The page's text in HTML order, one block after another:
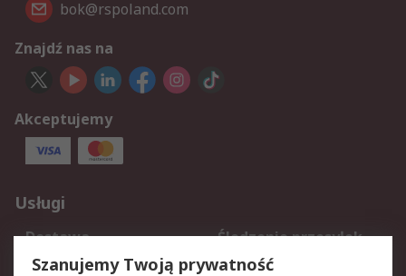
bok@rspoland.com
Znajdź nas na
Akceptujemy
Usługi
Dostawa
Śledzenie przesyłek
Reklamacje i zwroty
Rejestracja
Szanujemy Twoją prywatność